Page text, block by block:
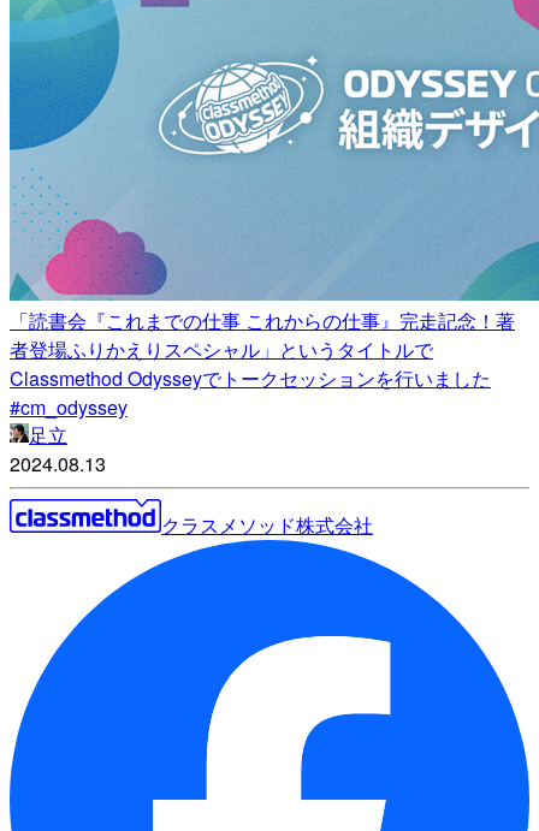
「読書会『これまでの仕事 これからの仕事』完走記念！著
者登場ふりかえりスペシャル」というタイトルで
Classmethod Odysseyでトークセッションを行いました
#cm_odyssey
足立
2024.08.13
クラスメソッド株式会社